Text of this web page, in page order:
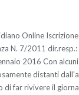
Online
N. 7/2011 dir.resp.:
2016 Con
distanti
di far rivivere il